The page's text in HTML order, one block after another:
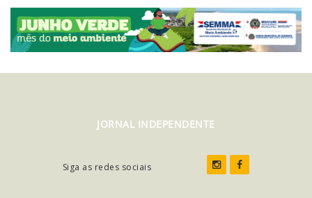
JORNAL INDEPENDENTE
Siga as redes sociais